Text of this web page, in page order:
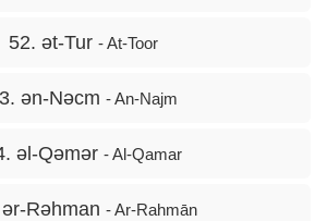
52. ət-Tur - At-Toor
ən-Nəcm - An-Najm
əl-Qəmər - Al-Qamar
Rəhman - Ar-Rahmān